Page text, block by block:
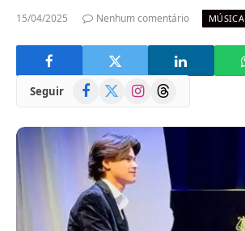
15/04/2025 Nenhum comentário MÚSICA
Seguir Facebook
(Twitter)
InstagramThreads